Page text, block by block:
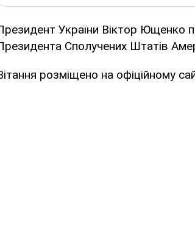
України Віктор Ющенко
Сполучених Штатів
розміщено на офіційному